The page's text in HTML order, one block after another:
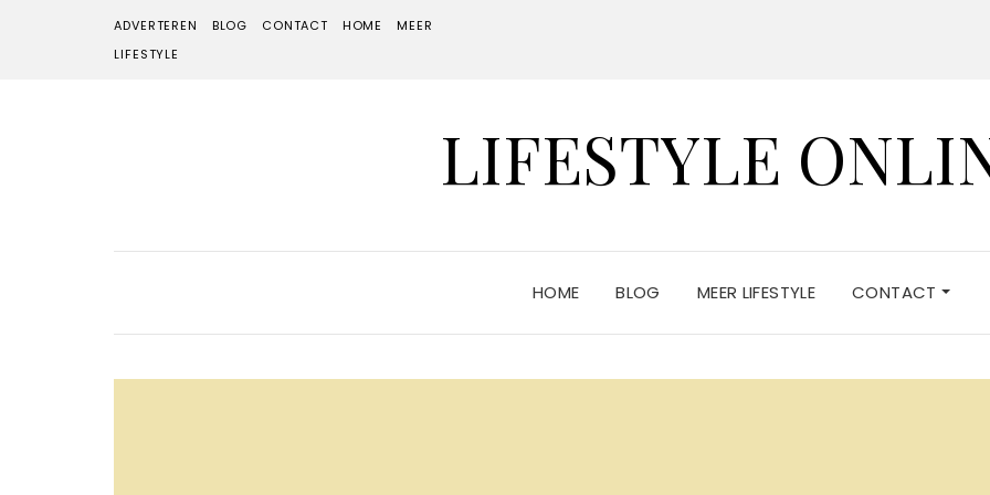
ADVERTEREN BLOG CONTACT HOME
MEER
LIFESTYLE
LIFESTYLE
HOME BLOG MEER LIFESTYLE CONTACT